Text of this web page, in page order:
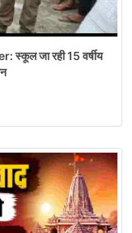
जा रही 15 वर्षीय